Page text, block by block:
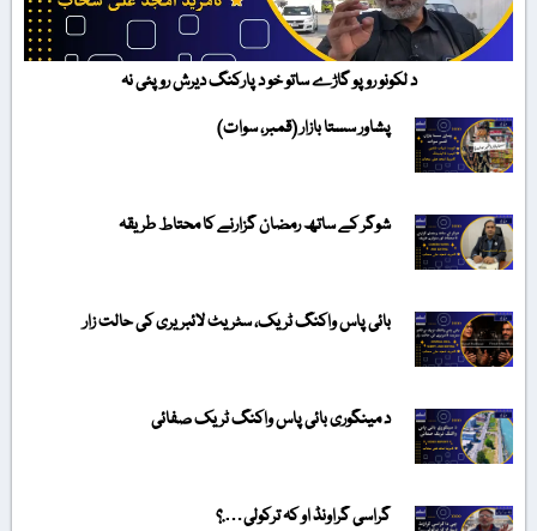
د لکونو روپو گاڑے ساتو خو د پارکنگ دیرش روپئی نہ
پشاور سستا بازار (قمبر، سوات)
شوگر کے ساتھ رمضان گزارنے کا محتاط طریقہ
بائی پاس واکنگ ٹریک، سٹریٹ لائبریری کی حالت زار
د مینگوری بائی پاس واکنگ ٹریک صفائی
گراسی گراونڈ او کہ ترکولی….؟